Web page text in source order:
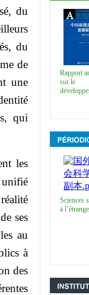
du
du
de
une
qui
les
unifié
ses
au
à
des
Rapport
sur le
Sciences
à